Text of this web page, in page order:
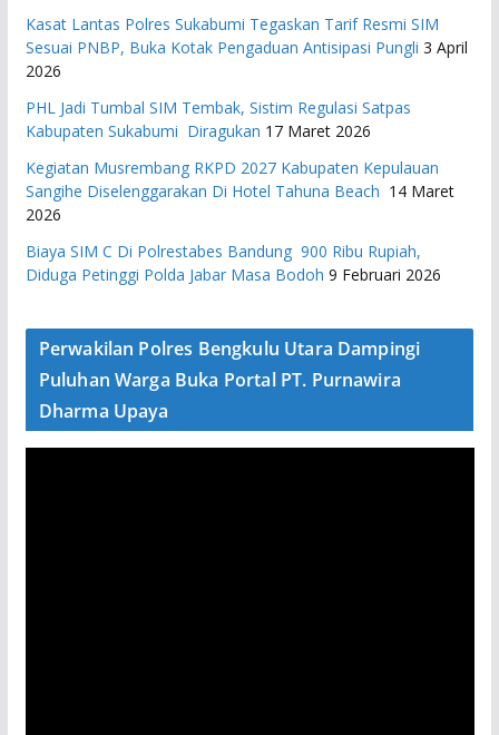
Kasat Lantas Polres Sukabumi Tegaskan Tarif Resmi SIM
Sesuai PNBP, Buka Kotak Pengaduan Antisipasi Pungli 3 April
2026
PHL Jadi Tumbal SIM Tembak, Sistim Regulasi Satpas
Kabupaten Sukabumi Diragukan 17 Maret 2026
Kegiatan Musrembang RKPD 2027 ​Kabupaten Kepulauan
Sangihe Diselenggarakan Di Hotel Tahuna Beach 14 Maret
2026
Biaya SIM C Di Polrestabes Bandung 900 Ribu Rupiah,
Diduga Petinggi Polda Jabar Masa Bodoh 9 Februari 2026
Perwakilan Polres Bengkulu Utara Dampingi
Puluhan Warga Buka Portal PT. Purnawira
Dharma Upaya